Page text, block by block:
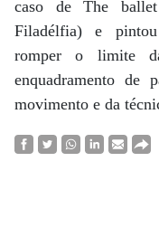
caso de The
Filadélfia) e
romper o limite
enquadramento de
movimento e da